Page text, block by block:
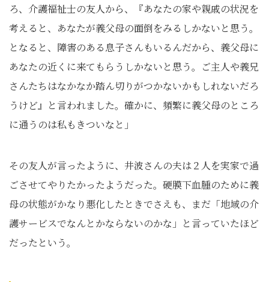
ろ、介護福祉士の友人から、『あなたの家や親戚の状況を
考えると、あなたが義父母の面倒をみるしかないと思う。
となると、障害のある息子さんもいるんだから、義父母に
あなたの近くに来てもらうしかないと思う。ご主人や義兄
さんたちはなかなか踏ん切りがつかないかもしれないだろ
うけど』と言われました。確かに、頻繁に義父母のところ
に通うのは私もきついなと」
その友人が言ったように、井波さんの夫は２人を実家で過
ごさせてやりたかったようだった。硬膜下血腫のために義
母の状態がかなり悪化したときでさえも、まだ「地域の介
護サービスでなんとかならないのかな」と言っていたほど
だったという。